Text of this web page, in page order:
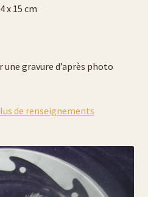
x 15 cm
gravure d’après photo
de renseignements